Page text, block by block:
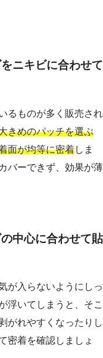
ニキビに合わせて
るものが多く販売され
きめのパッチを選ぶ
面が均等に密着しま
バーできず、効果が薄
中心に合わせて貼
が入らないようにしっ
浮いてしまうと、そこ
がれやすくなったりし
密着を確認しましょ